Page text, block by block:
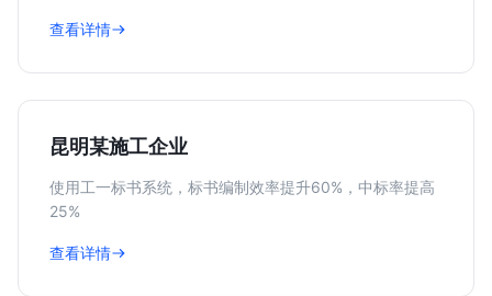
查看详情
昆明某施工企业
使用工一标书系统，标书编制效率提升60%，中标率提高
25%
查看详情